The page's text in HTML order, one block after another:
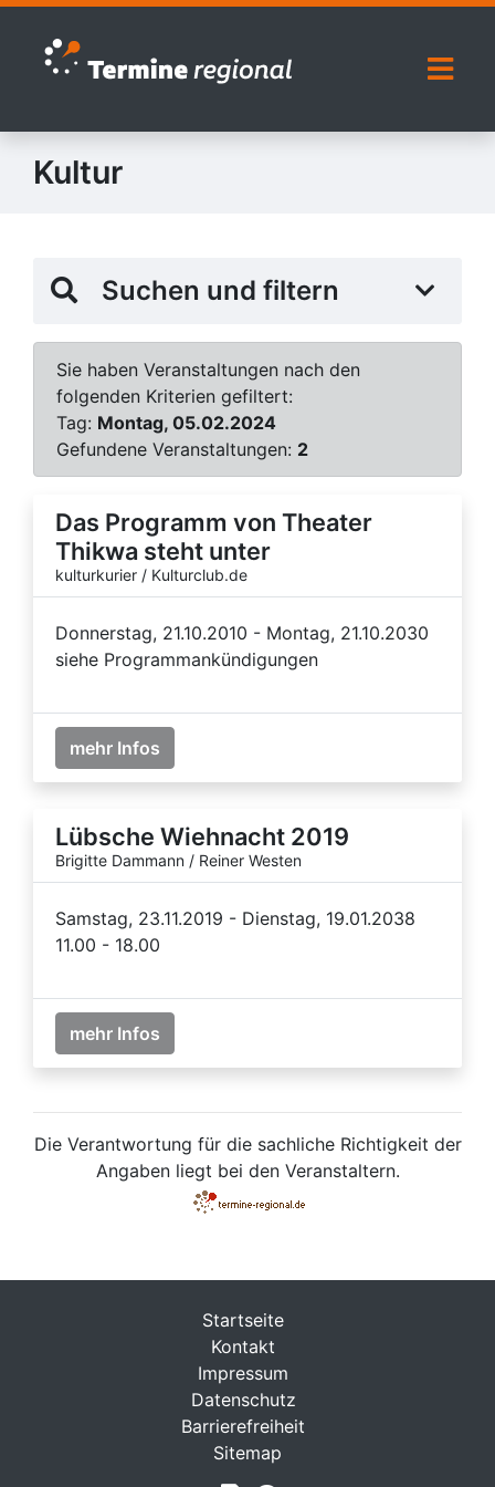
Zur Navigation springen
Zum Inhalt springen
Kultur
Suchen und filtern
Sie haben Veranstaltungen nach den
folgenden Kriterien gefiltert:
Tag: Montag, 05.02.2024
Gefundene Veranstaltungen: 2
Das Programm von Theater
Thikwa steht unter
kulturkurier / Kulturclub.de
Donnerstag, 21.10.2010 - Montag, 21.10.2030
siehe Programmankündigungen
mehr Infos
Lübsche Wiehnacht 2019
Brigitte Dammann / Reiner Westen
Samstag, 23.11.2019 - Dienstag, 19.01.2038
11.00 - 18.00
mehr Infos
Die Verantwortung für die sachliche Richtigkeit der
Angaben liegt bei den Veranstaltern.
Startseite
Kontakt
Impressum
Datenschutz
Barrierefreiheit
Sitemap